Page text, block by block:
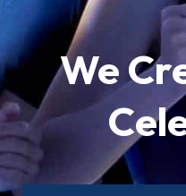
We